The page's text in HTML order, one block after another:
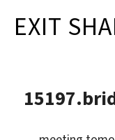
EXIT